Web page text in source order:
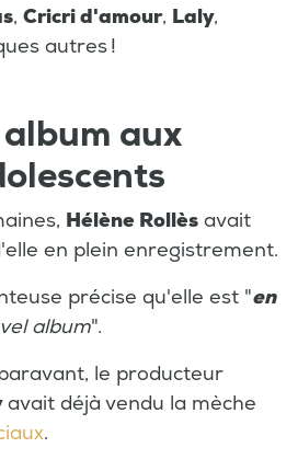
, Cricri d'amour, Laly,
autres !
aux
Hélène Rollès avait
en plein enregistrement.
précise qu'elle est "en
album".
le producteur
avait déjà vendu la mèche
.